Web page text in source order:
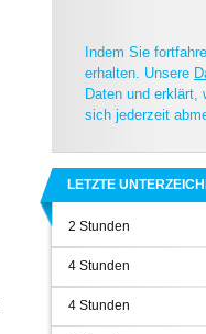
Indem Sie
erhalten. Unsere
Daten und erklärt,
sich jederzeit
LETZTE
2 Stunden
4 Stunden
4 Stunden